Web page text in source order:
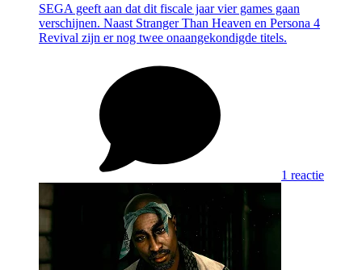
SEGA geeft aan dat dit fiscale jaar vier games gaan
verschijnen. Naast Stranger Than Heaven en Persona 4
Revival zijn er nog twee onaangekondigde titels.
1 reactie